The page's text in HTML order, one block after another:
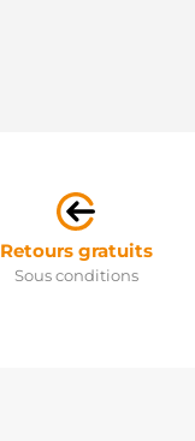
Retours gratuits
Sous conditions